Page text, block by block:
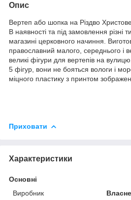
Опис
Вертеп або шопка на Різдво
В наявності та під замовлення різні
магазині церковного начиння.
православний малого, середнього і
великі фігури для вертепів на
5 фігур, вони не бояться вологи і
міцного пластику з принтом
Приховати
Характеристики
Основні
Виробник